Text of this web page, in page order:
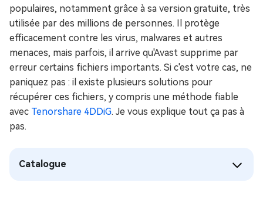
populaires, notamment grâce à sa version gratuite, très
utilisée par des millions de personnes. Il protège
efficacement contre les virus, malwares et autres
menaces, mais parfois, il arrive qu'Avast supprime par
erreur certains fichiers importants. Si c'est votre cas, ne
paniquez pas : il existe plusieurs solutions pour
récupérer ces fichiers, y compris une méthode fiable
avec Tenorshare 4DDiG. Je vous explique tout ça pas à
pas.
Catalogue